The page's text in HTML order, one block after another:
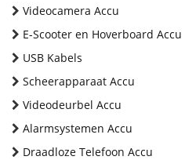
Videocamera Accu
E-Scooter en Hoverboard Accu
USB Kabels
Scheerapparaat Accu
Videodeurbel Accu
Alarmsystemen Accu
Draadloze Telefoon Accu